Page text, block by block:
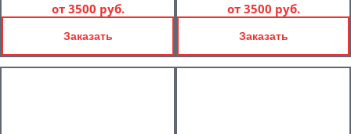
от 3500 руб.
Заказать
от 3500 руб.
Заказать